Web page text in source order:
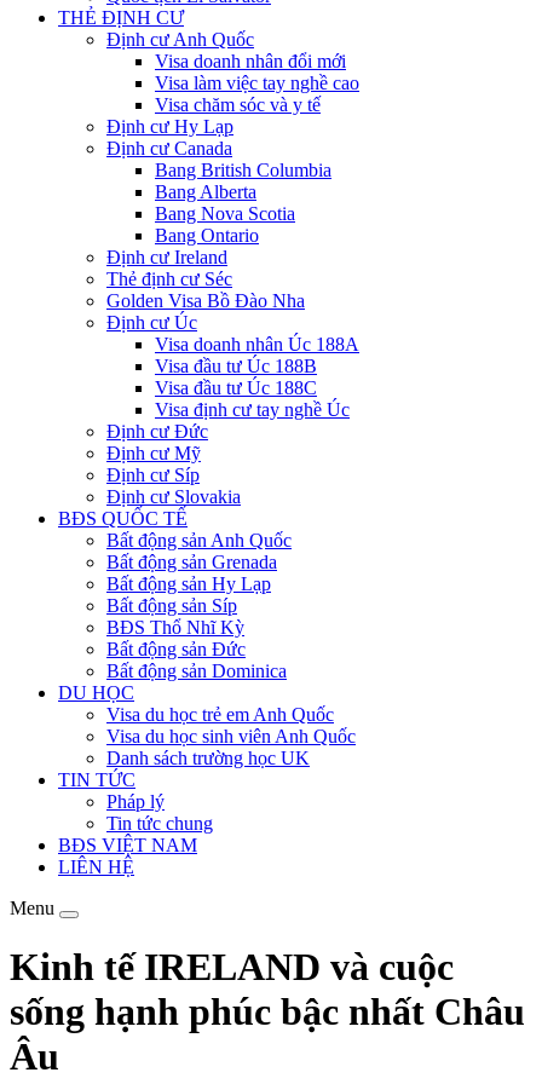
THẺ ĐỊNH CƯ
Định cư Anh Quốc
Visa doanh nhân đổi mới
Visa làm việc tay nghề cao
Visa chăm sóc và y tế
Định cư Hy Lạp
Định cư Canada
Bang British Columbia
Bang Alberta
Bang Nova Scotia
Bang Ontario
Định cư Ireland
Thẻ định cư Séc
Golden Visa Bồ Đào Nha
Định cư Úc
Visa doanh nhân Úc 188A
Visa đầu tư Úc 188B
Visa đầu tư Úc 188C
Visa định cư tay nghề Úc
Định cư Đức
Định cư Mỹ
Định cư Síp
Định cư Slovakia
BĐS QUỐC TẾ
Bất động sản Anh Quốc
Bất động sản Grenada
Bất động sản Hy Lạp
Bất động sản Síp
BĐS Thổ Nhĩ Kỳ
Bất động sản Đức
Bất động sản Dominica
DU HỌC
Visa du học trẻ em Anh Quốc
Visa du học sinh viên Anh Quốc
Danh sách trường học UK
TIN TỨC
Pháp lý
Tin tức chung
BĐS VIỆT NAM
LIÊN HỆ
Menu
Kinh tế IRELAND và cuộc
sống hạnh phúc bậc nhất Châu
Âu